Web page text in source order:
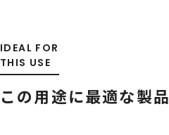
IDEAL FOR
THIS USE
この用途に最適な製品